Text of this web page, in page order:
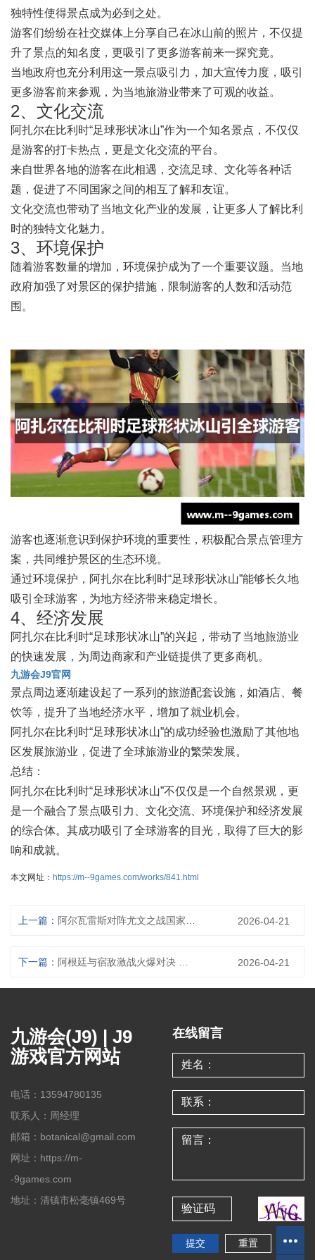
独特性使得景点成为必到之处。
游客们纷纷在社交媒体上分享自己在冰山前的照片，不仅提
升了景点的知名度，更吸引了更多游客前来一探究竟。
当地政府也充分利用这一景点吸引力，加大宣传力度，吸引
更多游客前来参观，为当地旅游业带来了可观的收益。
2、文化交流
阿扎尔在比利时“足球形状冰山”作为一个知名景点，不仅仅
是游客的打卡热点，更是文化交流的平台。
来自世界各地的游客在此相遇，交流足球、文化等各种话
题，促进了不同国家之间的相互了解和友谊。
文化交流也带动了当地文化产业的发展，让更多人了解比利
时的独特文化魅力。
3、环境保护
随着游客数量的增加，环境保护成为了一个重要议题。当地
政府加强了对景区的保护措施，限制游客的人数和活动范
围。
游客也逐渐意识到保护环境的重要性，积极配合景点管理方
案，共同维护景区的生态环境。
通过环境保护，阿扎尔在比利时“足球形状冰山”能够长久地
吸引全球游客，为地方经济带来稳定增长。
4、经济发展
阿扎尔在比利时“足球形状冰山”的兴起，带动了当地旅游业
的快速发展，为周边商家和产业链提供了更多商机。
九游会J9官网
景点周边逐渐建设起了一系列的旅游配套设施，如酒店、餐
饮等，提升了当地经济水平，增加了就业机会。
阿扎尔在比利时“足球形状冰山”的成功经验也激励了其他地
区发展旅游业，促进了全球旅游业的繁荣发展。
总结：
阿扎尔在比利时“足球形状冰山”不仅仅是一个自然景观，更
是一个融合了景点吸引力、文化交流、环境保护和经济发展
的综合体。其成功吸引了全球游客的目光，取得了巨大的影
响和成就。
本文网址： https://m--9games.com/works/841.html
上一篇： 2026-04-21
下一篇： 2026-04-21
九游会(J9) | J9
游戏官方网站
电话：13594780135
联系人：周经理
邮箱：botanical@gmail.com
网址：https://m-
-9games.com
地址：清镇市松毫镇469号
在线留言